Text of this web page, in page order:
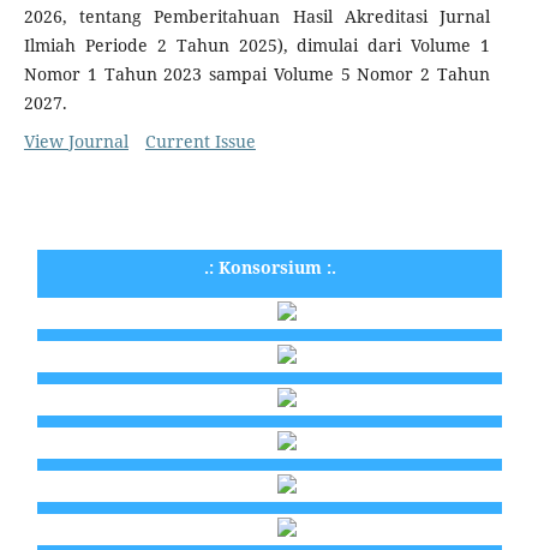
2026, tentang Pemberitahuan Hasil Akreditasi Jurnal
Ilmiah Periode 2 Tahun 2025), dimulai dari Volume 1
Nomor 1 Tahun 2023 sampai Volume 5 Nomor 2 Tahun
2027.
View Journal
Current Issue
.: Konsorsium :.